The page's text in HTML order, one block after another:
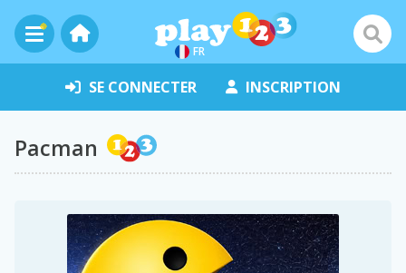
FR
SE CONNECTER INSCRIPTION
Pacman